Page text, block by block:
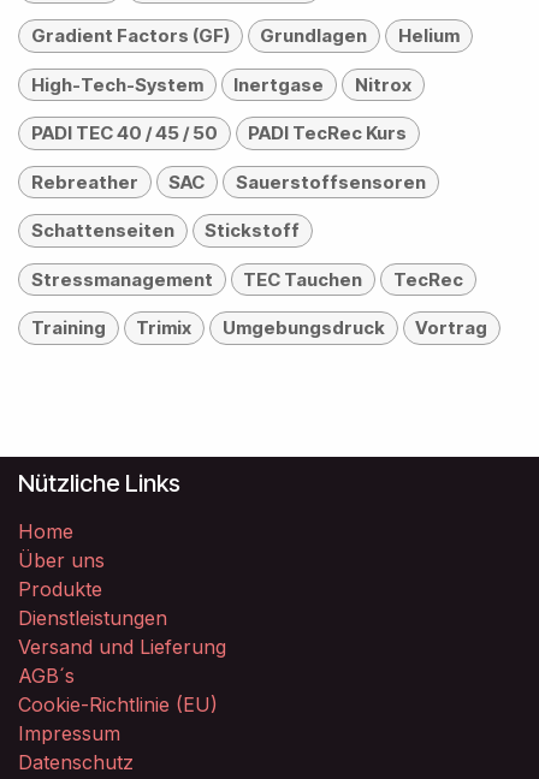
Gradient Factors (GF) Grundlagen Helium
High-Tech-System Inertgase Nitrox
PADI TEC 40 / 45 / 50 PADI TecRec Kurs
Rebreather SAC Sauerstoffsensoren
Schattenseiten Stickstoff
Stressmanagement TEC Tauchen TecRec
Training Trimix Umgebungsdruck Vortrag
Nützliche Links
Home
Über uns
Produkte
Dienstleistungen
Versand und Lieferung
AGB´s
Cookie-Richtlinie (EU)
Impressum
Datenschutz